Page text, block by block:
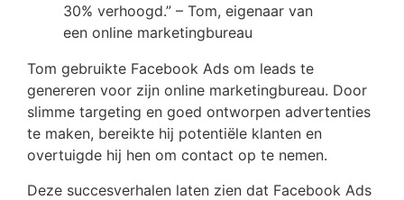
30% verhoogd.” – Tom, eigenaar van
een online marketingbureau
Tom gebruikte Facebook Ads om leads te
genereren voor zijn online marketingbureau. Door
slimme targeting en goed ontworpen advertenties
te maken, bereikte hij potentiële klanten en
overtuigde hij hen om contact op te nemen.
Deze succesverhalen laten zien dat Facebook Ads